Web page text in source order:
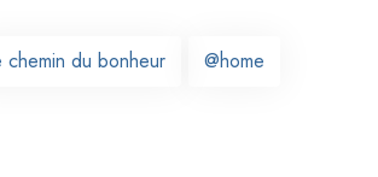
chemin du bonheur @home